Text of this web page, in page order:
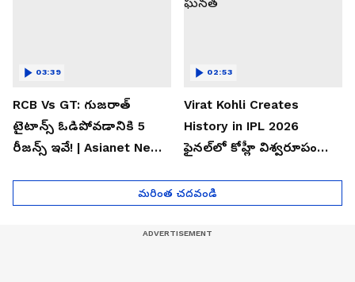
RCB Vs GT: గుజరాత్
టైటాన్స్ ఓడిపోవడానికి 5
రీజన్స్ ఇవే! | Asianet News
03:39
Virat Kohli Creates
History in IPL 2026
ఫైన‌ల్‌లో కోహ్లీ విశ్వ‌రూపం
ఘ‌న‌త
02:53
మరింత చదవండి